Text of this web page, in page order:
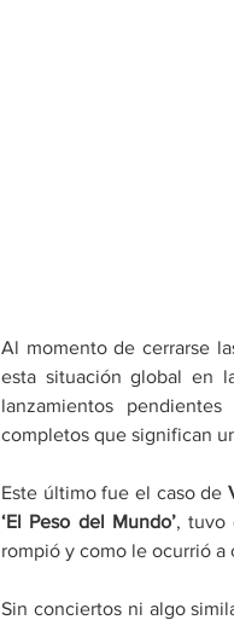
Al momento de cerrarse
esta situación global en
lanzamientos
completos que significan
Este último fue el caso de
‘El Peso del Mundo’, tuvo
rompió y como le ocurrió
Sin conciertos ni algo